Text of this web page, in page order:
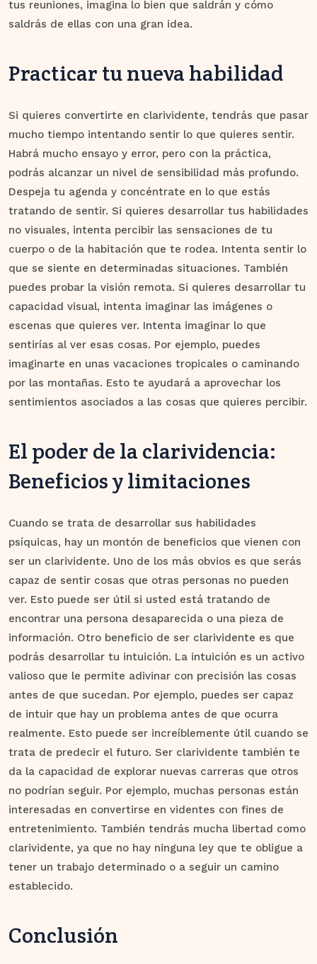
tus reuniones, imagina lo bien que saldrán y cómo
saldrás de ellas con una gran idea.
Practicar tu nueva habilidad
Si quieres convertirte en clarividente, tendrás que pasar
mucho tiempo intentando sentir lo que quieres sentir.
Habrá mucho ensayo y error, pero con la práctica,
podrás alcanzar un nivel de sensibilidad más profundo.
Despeja tu agenda y concéntrate en lo que estás
tratando de sentir. Si quieres desarrollar tus habilidades
no visuales, intenta percibir las sensaciones de tu
cuerpo o de la habitación que te rodea. Intenta sentir lo
que se siente en determinadas situaciones. También
puedes probar la visión remota. Si quieres desarrollar tu
capacidad visual, intenta imaginar las imágenes o
escenas que quieres ver. Intenta imaginar lo que
sentirías al ver esas cosas. Por ejemplo, puedes
imaginarte en unas vacaciones tropicales o caminando
por las montañas. Esto te ayudará a aprovechar los
sentimientos asociados a las cosas que quieres percibir.
El poder de la clarividencia:
Beneficios y limitaciones
Cuando se trata de desarrollar sus habilidades
psíquicas, hay un montón de beneficios que vienen con
ser un clarividente. Uno de los más obvios es que serás
capaz de sentir cosas que otras personas no pueden
ver. Esto puede ser útil si usted está tratando de
encontrar una persona desaparecida o una pieza de
información. Otro beneficio de ser clarividente es que
podrás desarrollar tu intuición. La intuición es un activo
valioso que le permite adivinar con precisión las cosas
antes de que sucedan. Por ejemplo, puedes ser capaz
de intuir que hay un problema antes de que ocurra
realmente. Esto puede ser increíblemente útil cuando se
trata de predecir el futuro. Ser clarividente también te
da la capacidad de explorar nuevas carreras que otros
no podrían seguir. Por ejemplo, muchas personas están
interesadas en convertirse en videntes con fines de
entretenimiento. También tendrás mucha libertad como
clarividente, ya que no hay ninguna ley que te obligue a
tener un trabajo determinado o a seguir un camino
establecido.
Conclusión